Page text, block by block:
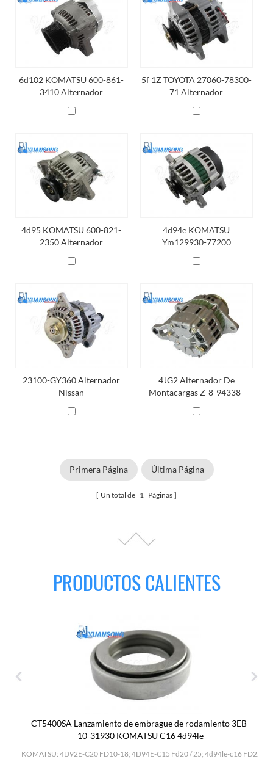
6d102 KOMATSU 600-861-
3410 Alternador
5f 1Z TOYOTA 27060-78300-
71 Alternador
4d95 KOMATSU 600-821-
2350 Alternador
4d94e KOMATSU
Ym129930-77200
23100-GY360 Alternador
Nissan
4JG2 Alternador De
Montacargas Z-8-94338-
Alternador
Primera Página Última Página
Un total de 1 Páginas
PRODUCTOS CALIENTES
CT5400SA Lanzamiento de embrague de rodamiento 3EB-
10-31930 KOMATSU C16 4d94le
KOMATSU: 4D92E-C20 FD10-18; 4D94E-C15 Fd20 / 25; 4d94le-c16 FD2.